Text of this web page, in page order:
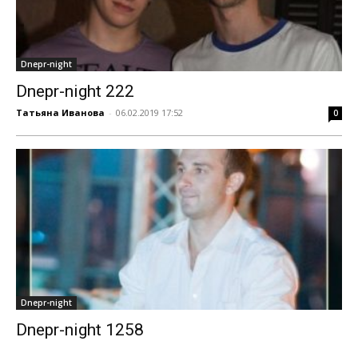
Dnepr-night
Dnepr-night 222
Татьяна Иванова - 06.02.2019 17:52 0
Dnepr-night
Dnepr-night 1258